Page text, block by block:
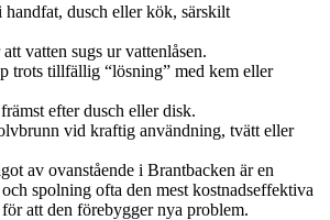
dusch eller kök, särskilt
vatten sugs ur vattenlåsen.
trots tillfällig “lösning” med kem eller
efter dusch eller disk.
vid kraftig användning, tvätt eller
av ovanstående i Brantbacken är en
spolning ofta den mest kostnadseffektiva
att den förebygger nya problem.